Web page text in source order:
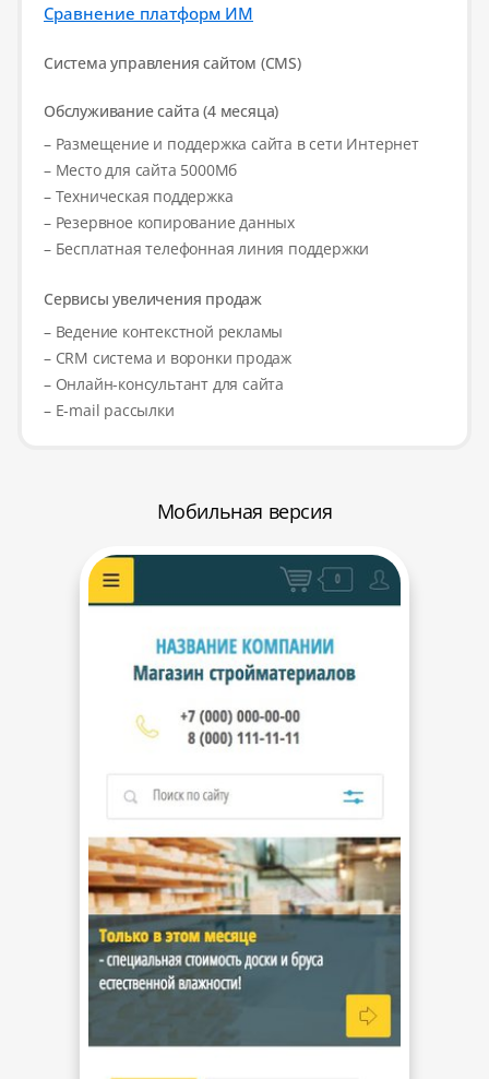
Сравнение платформ ИМ
Система управления сайтом (CMS)
Обслуживание сайта (4 месяца)
– Размещение и поддержка сайта в сети Интернет
– Место для сайта 5000Мб
– Техническая поддержка
– Резервное копирование данных
– Бесплатная телефонная линия поддержки
Сервисы увеличения продаж
– Ведение контекстной рекламы
– CRM система и воронки продаж
– Онлайн-консультант для сайта
– E-mail рассылки
Мобильная версия